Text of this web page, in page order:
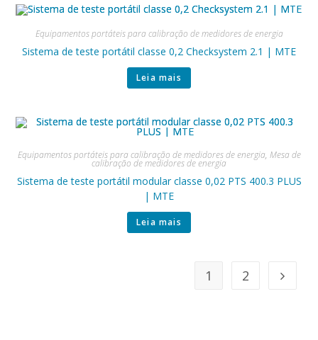
Equipamentos portáteis para calibração de medidores de energia
Sistema de teste portátil classe 0,2 Checksystem 2.1 | MTE
Leia mais
Equipamentos portáteis para calibração de medidores de energia, Mesa de
calibração de medidores de energia
Sistema de teste portátil modular classe 0,02 PTS 400.3 PLUS
| MTE
Leia mais
1 2